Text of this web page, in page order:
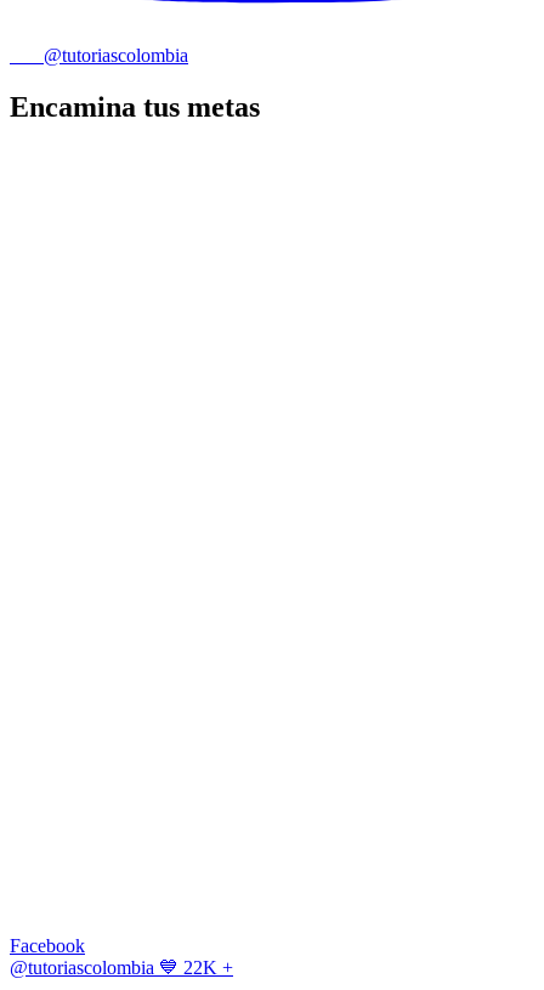
@tutoriascolombia
Encamina tus metas
Facebook
@tutoriascolombia 💙 22K +